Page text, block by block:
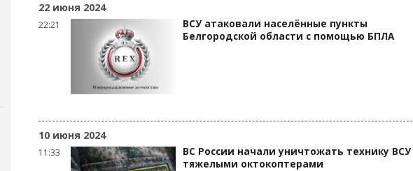
22 июня 2024
22:21
ВСУ атаковали населённые пункты
Белгородской области с помощью БПЛА
10 июня 2024
11:33
ВС России начали уничтожать технику ВСУ
тяжелыми октокоптерами